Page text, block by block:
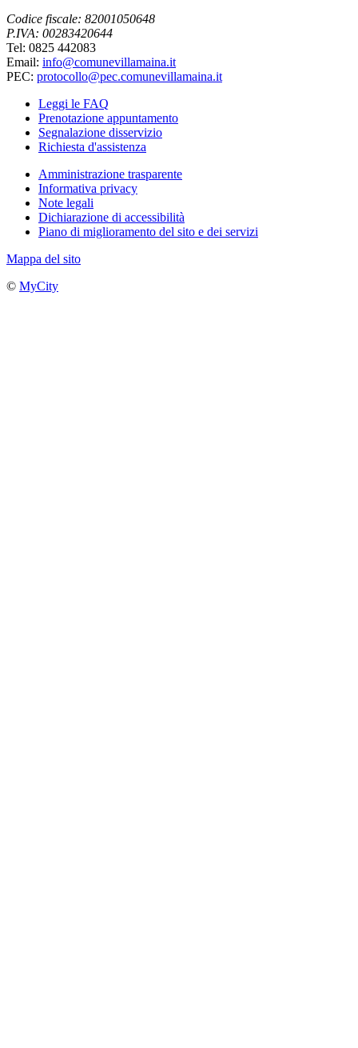
Codice fiscale: 82001050648
P.IVA: 00283420644
Tel: 0825 442083
Email: info@comunevillamaina.it
PEC: protocollo@pec.comunevillamaina.it
Leggi le FAQ
Prenotazione appuntamento
Segnalazione disservizio
Richiesta d'assistenza
Amministrazione trasparente
Informativa privacy
Note legali
Dichiarazione di accessibilità
Piano di miglioramento del sito e dei servizi
Mappa del sito
© MyCity